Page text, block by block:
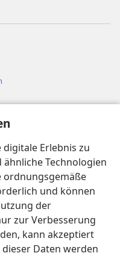
Erlebnis zu
Technologien
ordnungsgemäße
und können
der
zur Verbesserung
kann akzeptiert
Daten werden